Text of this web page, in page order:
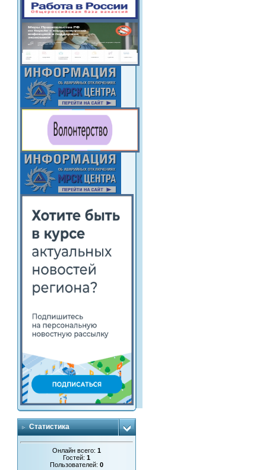
Статистика
Онлайн всего:1
Гостей:1
Пользователей:0